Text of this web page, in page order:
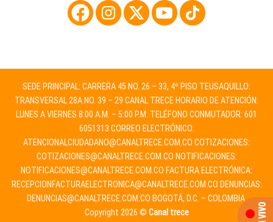
SEDE PRINCIPAL: CARRERA 45 NO. 26 – 33, 4º PISO TEUSAQUILLO:
TRANSVERSAL 28A NO. 39 – 29 CANAL TRECE HORARIO DE ATENCIÓN:
LUNES A VIERNES 8:00 A.M. – 5:00 P.M. TELÉFONO CONMUTADOR: 601
6051313 CORREO ELECTRÓNICO:
ATENCIONALCIUDADANO@CANALTRECE.COM.CO COTIZACIONES:
COTIZACIONES@CANALTRECE.COM.CO NOTIFICACIONES:
NOTIFICACIONES@CANALTRECE.COM.CO FACTURA ELECTRÓNICA:
RECEPCIONFACTURAELECTRONICA@CANALTRECE.COM.CO DENUNCIAS:
DENUNCIAS@CANALTRECE.COM.CO BOGOTÁ, D.C. – COLOMBIA.
Copyright 2026 © Canal trece